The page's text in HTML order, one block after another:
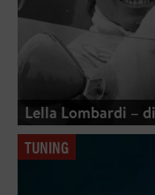
Lella Lombardi –
TUNING